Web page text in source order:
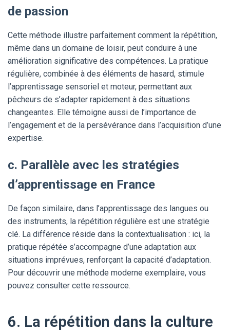
de passion
Cette méthode illustre parfaitement comment la répétition,
même dans un domaine de loisir, peut conduire à une
amélioration significative des compétences. La pratique
régulière, combinée à des éléments de hasard, stimule
l’apprentissage sensoriel et moteur, permettant aux
pêcheurs de s’adapter rapidement à des situations
changeantes. Elle témoigne aussi de l’importance de
l’engagement et de la persévérance dans l’acquisition d’une
expertise.
c. Parallèle avec les stratégies
d’apprentissage en France
De façon similaire, dans l’apprentissage des langues ou
des instruments, la répétition régulière est une stratégie
clé. La différence réside dans la contextualisation : ici, la
pratique répétée s’accompagne d’une adaptation aux
situations imprévues, renforçant la capacité d’adaptation.
Pour découvrir une méthode moderne exemplaire, vous
pouvez consulter cette ressource.
6. La répétition dans la culture